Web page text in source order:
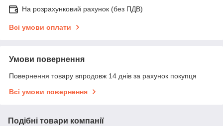
На розрахунковий рахунок (без ПДВ)
Всі умови оплати
Умови повернення
Повернення товару впродовж 14 днів за рахунок покупця
Всі умови повернення
Подібні товари компанії